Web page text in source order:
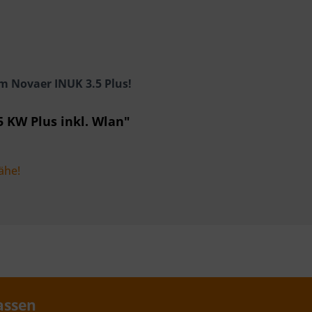
Novaer INUK 3.5 Plus!
Plus inkl. Wlan"